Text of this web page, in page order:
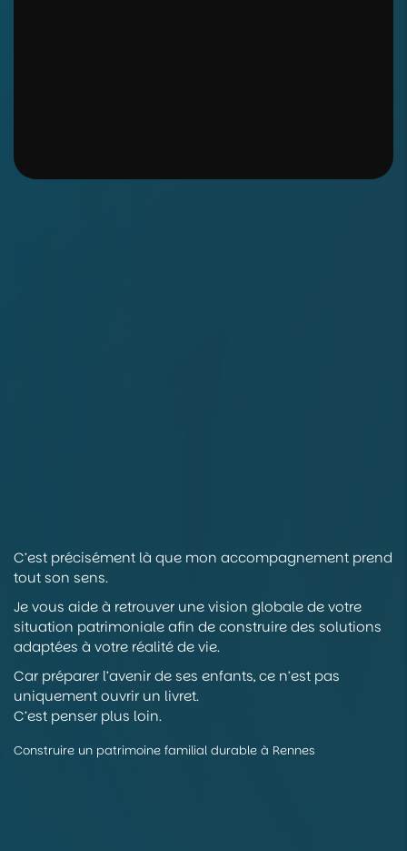
C’est précisément là que mon accompagnement prend
tout son sens.
Je vous aide à retrouver une vision globale de votre
situation patrimoniale afin de construire des solutions
adaptées à votre réalité de vie.
Car préparer l’avenir de ses enfants, ce n’est pas
uniquement ouvrir un livret.
C’est penser plus loin.
Construire un patrimoine familial durable à Rennes